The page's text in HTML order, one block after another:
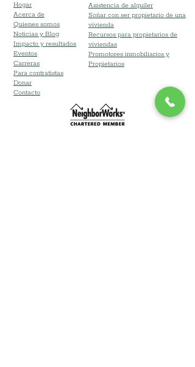
Hogar
Acerca de
Quienes somos
Noticias y Blog
Impacto y resultados
Eventos
Carreras
Para contratistas
Donar
Contacto
Asistencia de alquiler
Soñar con ser propietario de una
vivienda
Recursos para propietarios de
viviendas
Promotores inmobiliarios y
Propietarios